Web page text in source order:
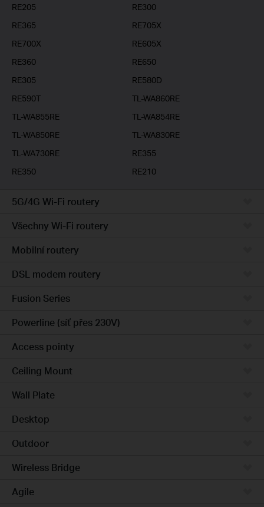
RE205
RE300
RE365
RE705X
RE700X
RE605X
RE360
RE650
RE305
RE580D
RE590T
TL-WA860RE
TL-WA855RE
TL-WA854RE
TL-WA850RE
TL-WA830RE
TL-WA730RE
RE355
RE350
RE210
5G/4G Wi-Fi routery
Všechny Wi-Fi routery
Mobilní routery
DSL modem routery
Fusion Series
Powerline (síť přes 230V)
Access pointy
Ceiling Mount
Wall Plate
Desktop
Outdoor
Wireless Bridge
Agile